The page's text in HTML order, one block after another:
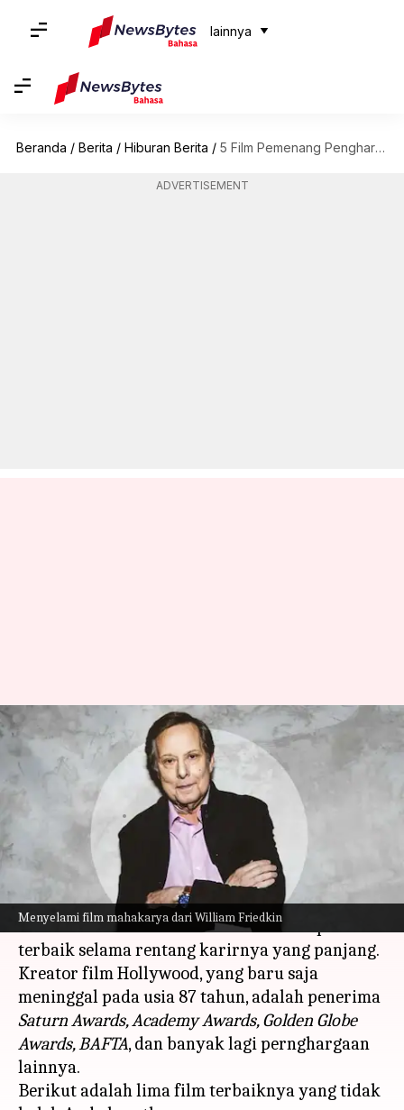
lainnya
Beranda / Berita / Hiburan Berita / 5 Film Pemenang Penghargaan Dari Sutradara 'The Exorcist' William Friedkin
ADVERTISEMENT
Menyelami film mahakarya dari William Friedkin
5 Film Pemenang Penghargaan
Dari Sutradara 'The Exorcist'
William Friedkin
Aug 10, 2023
Apa ceritanya
Sutradara pemenang PenghargaanOscar
William Friedkin membawakan beberapa film
terbaik selama rentang karirnya yang panjang.
Kreator film Hollywood, yang baru saja
meninggal pada usia 87 tahun, adalah penerima
Saturn Awards, Academy Awards, Golden Globe
Awards, BAFTA, dan banyak lagi pernghargaan
lainnya.
Berikut adalah lima film terbaiknya yang tidak